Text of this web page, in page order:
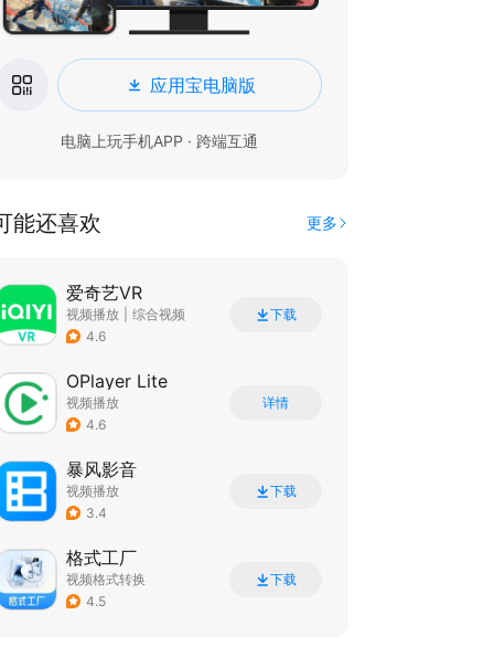
应用宝电脑版
电脑上玩手机APP · 跨端互通
能还喜欢 更多
爱奇艺VR
视频播放
综合视频
4.6
下载
OPlayer Lite
视频播放
4.6
详情
暴风影音
视频播放
3.4
下载
格式工厂
视频格式转换
4.5
下载